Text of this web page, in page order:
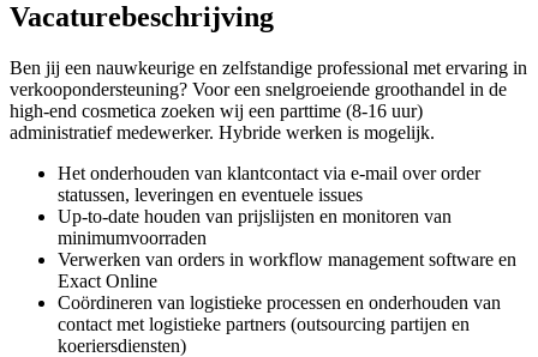
Vacaturebeschrijving
Ben jij een nauwkeurige en zelfstandige professional met ervaring in
verkoopondersteuning? Voor een snelgroeiende groothandel in de
high-end cosmetica zoeken wij een parttime (8-16 uur)
administratief medewerker. Hybride werken is mogelijk.
Het onderhouden van klantcontact via e-mail over order
statussen, leveringen en eventuele issues
Up-to-date houden van prijslijsten en monitoren van
minimumvoorraden
Verwerken van orders in workflow management software en
Exact Online
Coördineren van logistieke processen en onderhouden van
contact met logistieke partners (outsourcing partijen en
koeriersdiensten)